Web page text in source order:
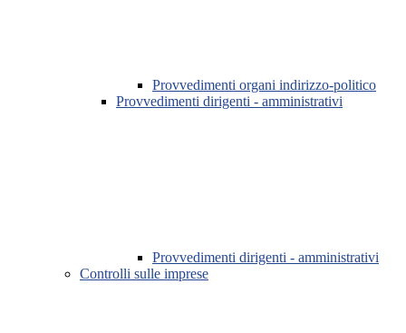
Provvedimenti organi indirizzo-politico
Provvedimenti dirigenti - amministrativi
Provvedimenti dirigenti - amministrativi
Controlli sulle imprese